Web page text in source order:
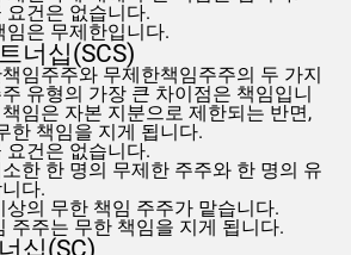
요건은 없습니다.
임은 무제한입니다.
너십(SCS)
임주주와 무제한책임주주의 두 가지
유형의 가장 큰 차이점은 책임입니
임은 자본 지분으로 제한되는 반면,
한 책임을 지게 됩니다.
요건은 없습니다.
한 한 명의 무제한 주주와 한 명의 유
다.
상의 무한 책임 주주가 맡습니다.
주주는 무한 책임을 지게 됩니다.
십(SC)